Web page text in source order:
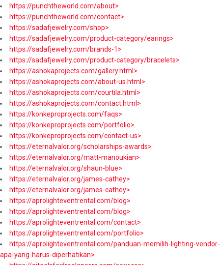
https://punchtheworld.com/about>
https://punchtheworld.com/contact>
https://sadafjewelry.com/shop>
https://sadafjewelry.com/product-category/earings>
https://sadafjewelry.com/brands-1>
https://sadafjewelry.com/product-category/bracelets>
https://ashokaprojects.com/gallery.html>
https://ashokaprojects.com/about-us.html>
https://ashokaprojects.com/courtila.html>
https://ashokaprojects.com/contact.html>
https://konkeproprojects.com/faqs>
https://konkeproprojects.com/portfolio>
https://konkeproprojects.com/contact-us>
https://eternalvalor.org/scholarships-awards>
https://eternalvalor.org/matt-manoukian>
https://eternalvalor.org/shaun-blue>
https://eternalvalor.org/james-cathey>
https://eternalvalor.org/james-cathey>
https://aprolighteventrental.com/blog>
https://aprolighteventrental.com/blog>
https://aprolighteventrental.com/contact>
https://aprolighteventrental.com/portfolio>
https://aprolighteventrental.com/panduan-memilih-lighting-vendor-
apa-yang-harus-diperhatikan>